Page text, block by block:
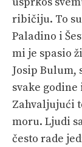
ribičiju. To
Paladino i
mi je spasio
Josip Bulum,
svake
Zahvaljujući
moru. Ljudi
često rade